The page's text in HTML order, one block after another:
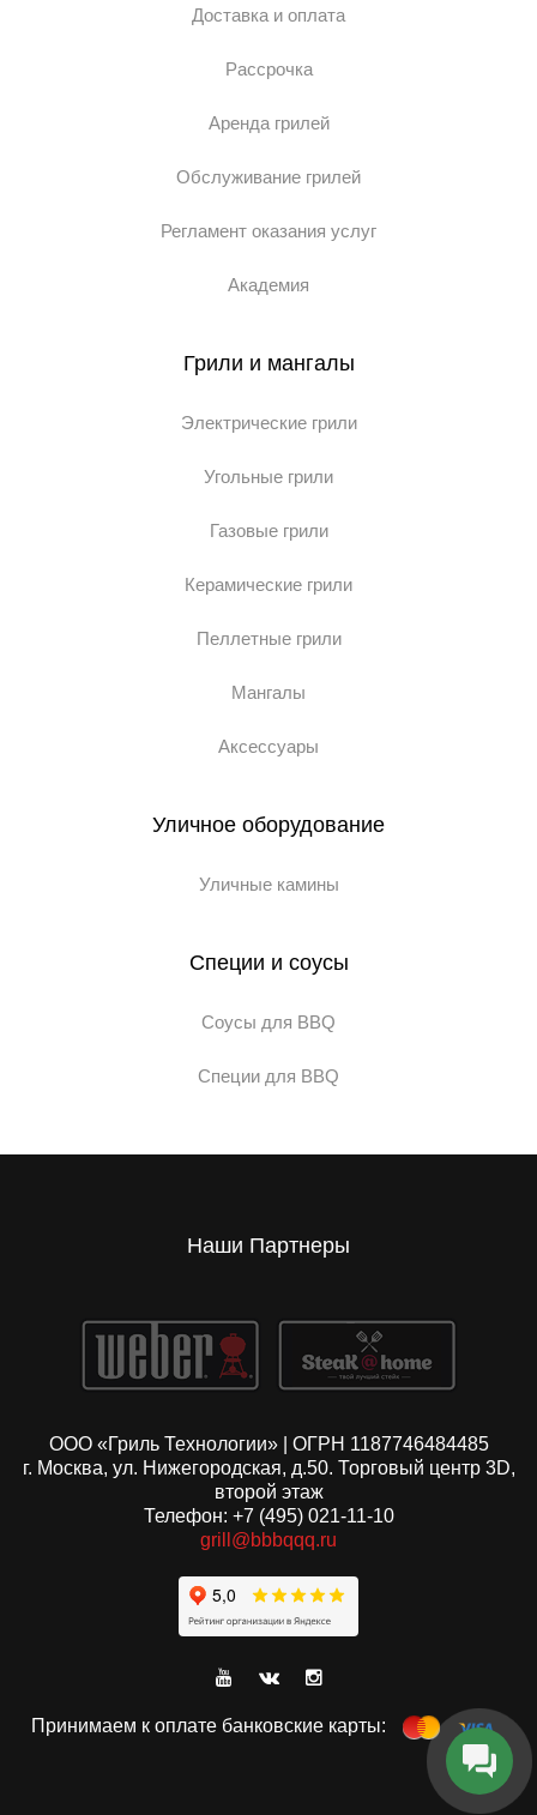
Доставка и оплата
Рассрочка
Аренда грилей
Обслуживание грилей
Регламент оказания услуг
Академия
Грили и мангалы
Электрические грили
Угольные грили
Газовые грили
Керамические грили
Пеллетные грили
Мангалы
Аксессуары
Уличное оборудование
Уличные камины
Специи и соусы
Соусы для BBQ
Специи для BBQ
Наши Партнеры
ООО «Гриль Технологии» | ОГРН 1187746484485
г. Москва, ул. Нижегородская, д.50. Торговый центр 3D,
второй этаж
Телефон: +7 (495) 021-11-10
grill@bbbqqq.ru
Принимаем к оплате банковские карты: